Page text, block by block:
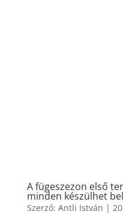
A fügeszezon első
minden készülhet
Szerző: Antli István |